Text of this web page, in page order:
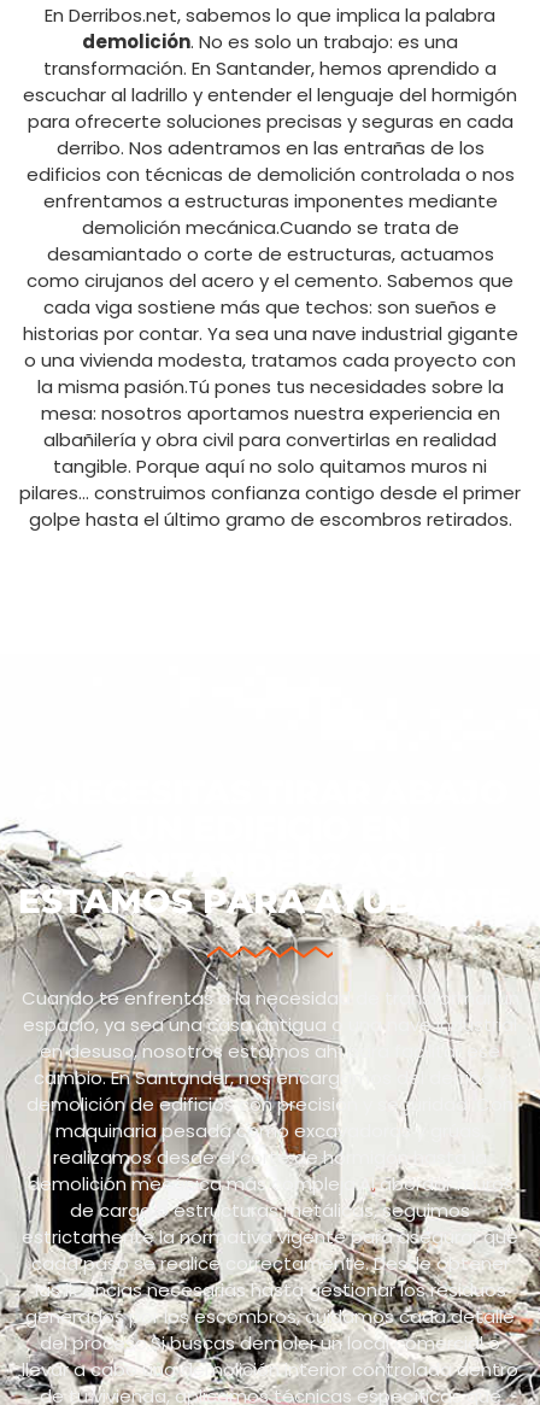
En Derribos.net, sabemos lo que implica la palabra
demolición. No es solo un trabajo: es una
transformación. En Santander, hemos aprendido a
escuchar al ladrillo y entender el lenguaje del hormigón
para ofrecerte soluciones precisas y seguras en cada
derribo. Nos adentramos en las entrañas de los
edificios con técnicas de demolición controlada o nos
enfrentamos a estructuras imponentes mediante
demolición mecánica.Cuando se trata de
desamiantado o corte de estructuras, actuamos
como cirujanos del acero y el cemento. Sabemos que
cada viga sostiene más que techos: son sueños e
historias por contar. Ya sea una nave industrial gigante
o una vivienda modesta, tratamos cada proyecto con
la misma pasión.Tú pones tus necesidades sobre la
mesa: nosotros aportamos nuestra experiencia en
albañilería y obra civil para convertirlas en realidad
tangible. Porque aquí no solo quitamos muros ni
pilares… construimos confianza contigo desde el primer
golpe hasta el último gramo de escombros retirados.
SANTANDER? AQUÍ
ESTAMOS PARA AYUDARTE.
Cuando te enfrentas a la necesidad de transformar un
espacio, ya sea una casa antigua o una nave industrial
en desuso, nosotros estamos ahí para facilitar ese
cambio. En Santander, nos encargamos del derribo y
demolición de edificios con precisión y seguridad. Con
maquinaria pesada como excavadoras y grúas,
realizamos desde el corte de hormigón hasta la
demolición mecánica más compleja.Al abordar muros
de carga o estructuras metálicas, seguimos
estrictamente la normativa vigente para asegurar que
cada paso se realice correctamente. Desde obtener
las licencias necesarias hasta gestionar los residuos
generados por los escombros, cuidamos cada detalle
del proceso.Si buscas demoler un local comercial o
llevar a cabo una demolición interior controlada dentro
de tu vivienda, aplicamos técnicas específicas que